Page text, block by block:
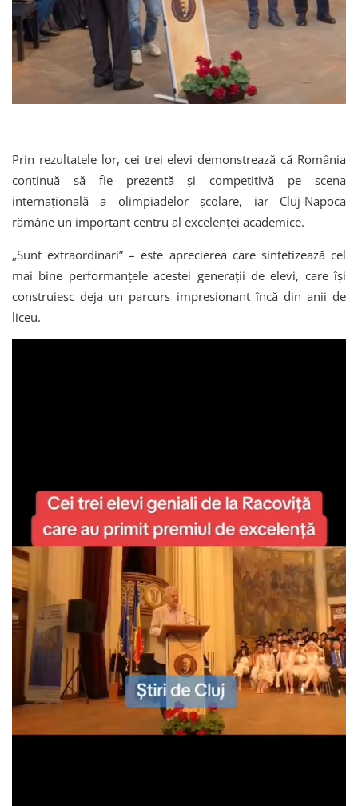
Prin rezultatele lor, cei trei elevi demonstrează că România
continuă să fie prezentă și competitivă pe scena
internațională a olimpiadelor școlare, iar Cluj-Napoca
rămâne un important centru al excelenței academice.
„Sunt extraordinari” – este aprecierea care sintetizează cel
mai bine performanțele acestei generații de elevi, care își
construiesc deja un parcurs impresionant încă din anii de
liceu.